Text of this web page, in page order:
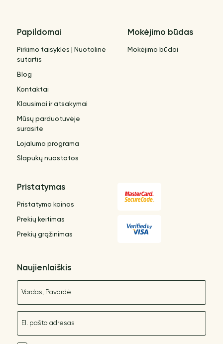
Papildomai
Pirkimo taisyklės | Nuotolinė
sutartis
Blog
Kontaktai
Klausimai ir atsakymai
Mūsų parduotuvėje
surasite
Lojalumo programa
Slapukų nuostatos
Mokėjimo būdas
Mokėjimo būdai
Pristatymas
Pristatymo kainos
Prekių keitimas
Prekių grąžinimas
Naujienlaiškis